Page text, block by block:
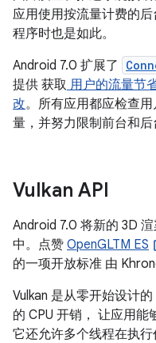
应用使用按流量计费的
程序时也是如此。
Android 7.0 扩展了
提供 获取 用户的流量节
改。所有应用都应检查
量，并努力限制前台和后
Vulkan API
Android 7.0 将新的 3D 渲
中。点赞 OpenGLTM ES
的一项开放标准 由
Vulkan 是从零开始设计
的 CPU 开销， 让应用能
它还允许多个线程在执